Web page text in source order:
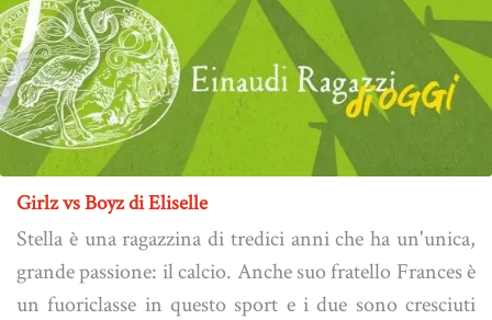
Girlz vs Boyz di Eliselle
Stella è una ragazzina di tredici anni che ha un'unica,
grande passione: il calcio. Anche suo fratello Frances è
un fuoriclasse in questo sport e i due sono cresciuti